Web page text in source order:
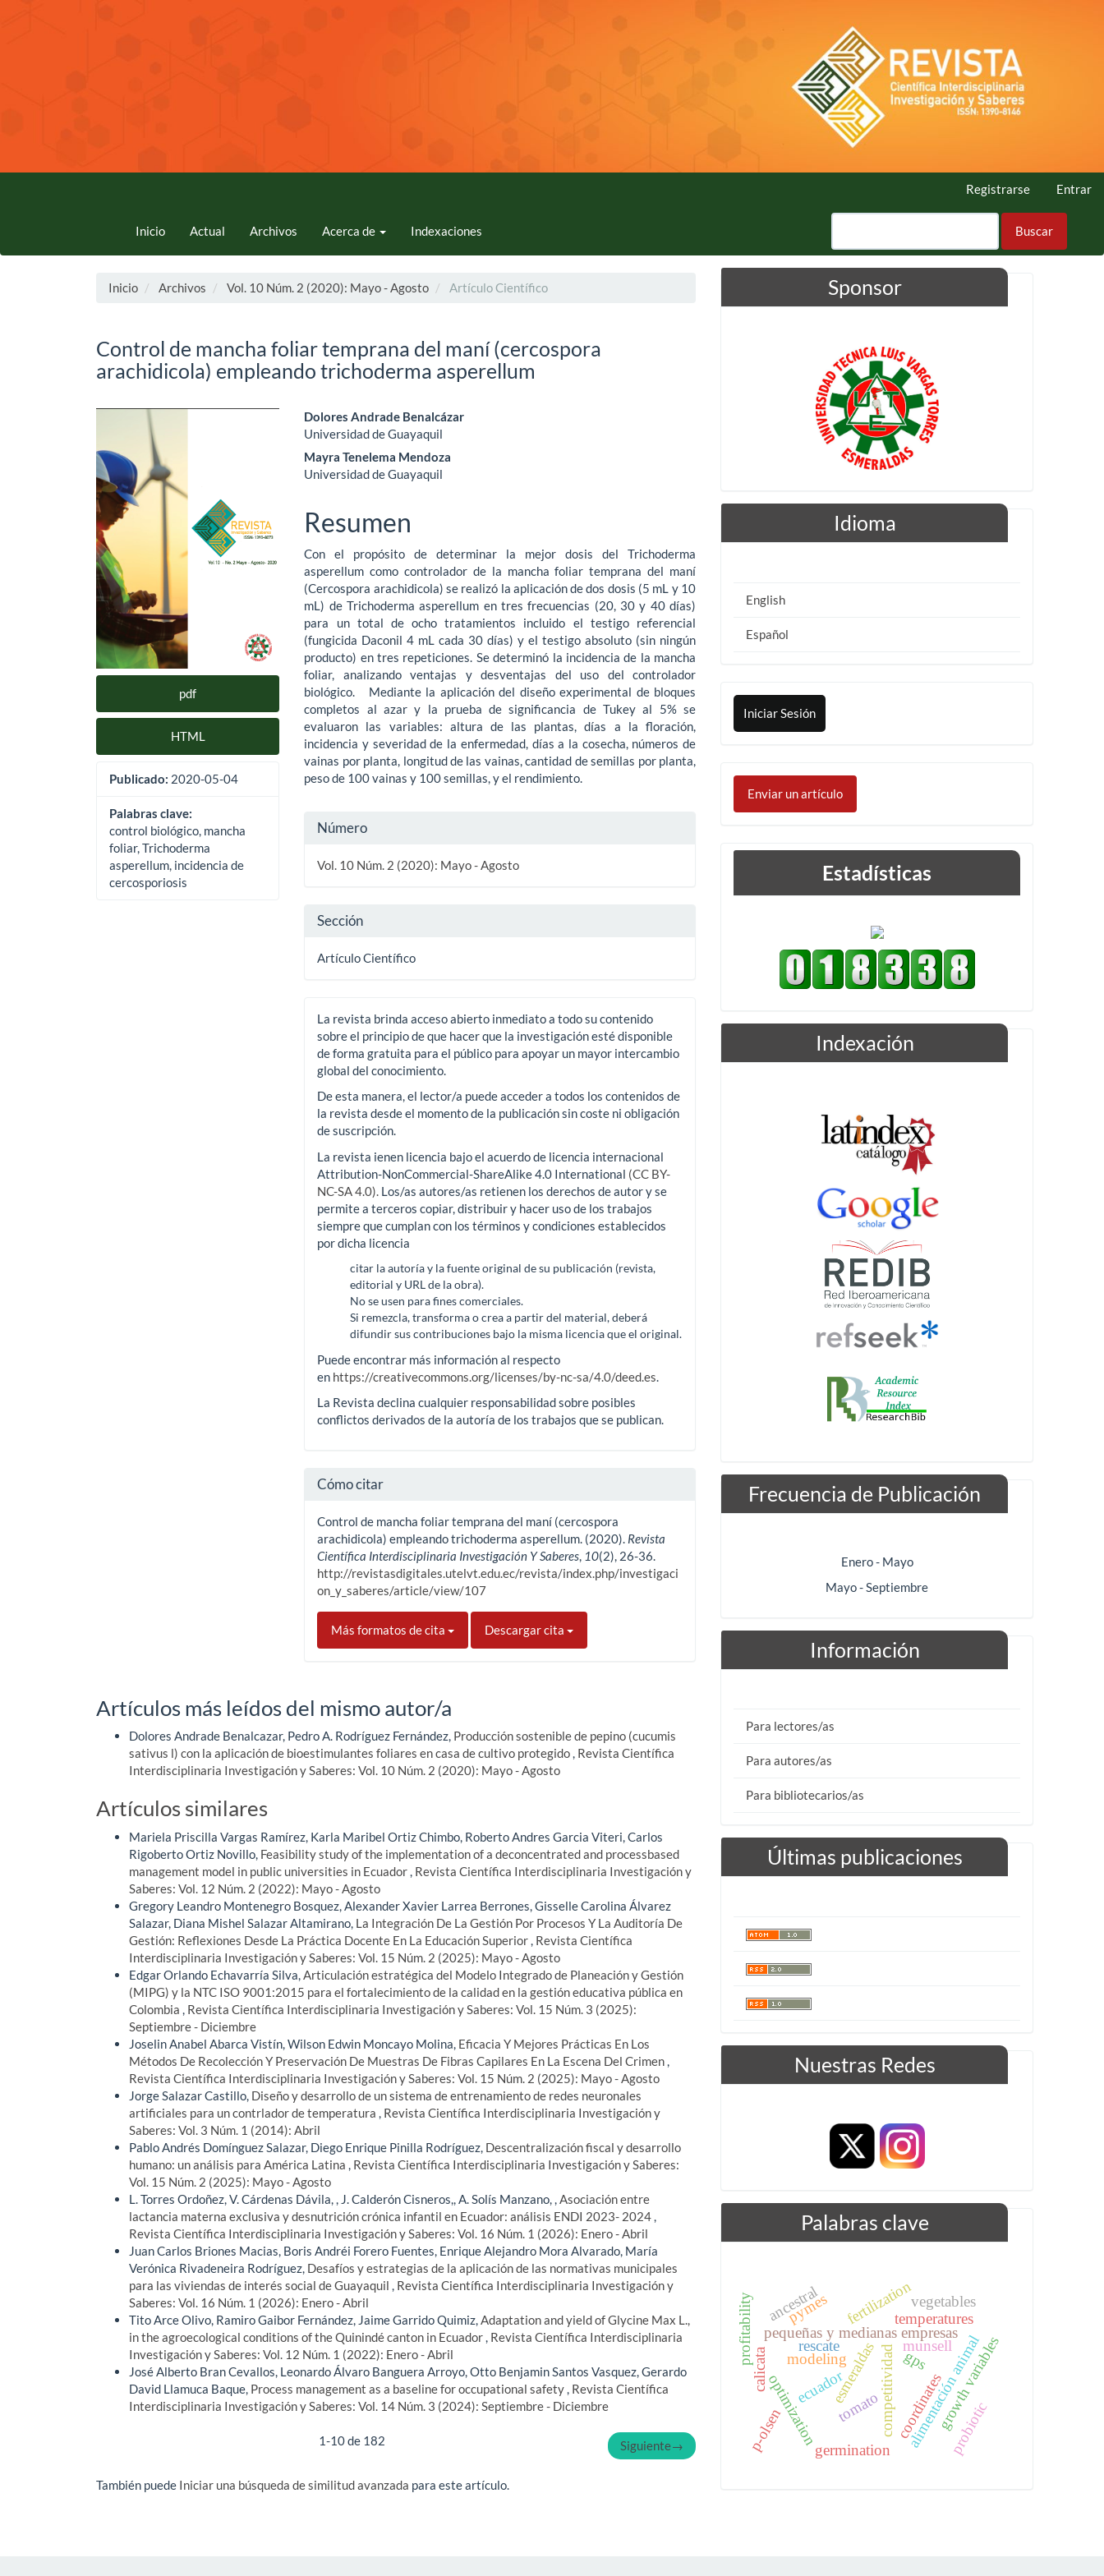
Registrarse Entrar
Inicio Actual Archivos Acerca de Indexaciones Buscar
Inicio Archivos Vol. 10 Núm. 2 (2020): Mayo - Agosto Artículo Científico
Control de mancha foliar temprana del maní (cercospora
arachidicola) empleando trichoderma asperellum
Barra
lateral
del
artículo
pdf
HTML
Publicado: 2020-05-04
Palabras clave:
control biológico, mancha
foliar, Trichoderma
asperellum, incidencia de
cercosporiosis
Contenido
principal
del
artículo
Dolores Andrade Benalcázar
Universidad de Guayaquil
Mayra Tenelema Mendoza
Universidad de Guayaquil
Resumen
Con el propósito de determinar la mejor dosis del Trichoderma
asperellum como controlador de la mancha foliar temprana del maní
(Cercospora arachidicola) se realizó la aplicación de dos dosis (5 mL y 10
mL) de Trichoderma asperellum en tres frecuencias (20, 30 y 40 días)
para un total de ocho tratamientos incluido el testigo referencial
(fungicida Daconil 4 mL cada 30 días) y el testigo absoluto (sin ningún
producto) en tres repeticiones. Se determinó la incidencia de la mancha
foliar, analizando ventajas y desventajas del uso del controlador
biológico. Mediante la aplicación del diseño experimental de bloques
completos al azar y la prueba de significancia de Tukey al 5% se
evaluaron las variables: altura de las plantas, días a la floración,
incidencia y severidad de la enfermedad, días a la cosecha, números de
vainas por planta, longitud de las vainas, cantidad de semillas por planta,
peso de 100 vainas y 100 semillas, y el rendimiento.
Detalles
del
Número
Vol. 10 Núm. 2 (2020): Mayo - Agosto
Sección
Artículo Científico
La revista brinda acceso abierto inmediato a todo su contenido
sobre el principio de que hacer que la investigación esté disponible
de forma gratuita para el público para apoyar un mayor intercambio
global del conocimiento.
De esta manera, el lector/a puede acceder a todos los contenidos de
la revista desde el momento de la publicación sin coste ni obligación
de suscripción.
La revista ienen licencia bajo el acuerdo de licencia internacional
Attribution-NonCommercial-ShareAlike 4.0 International (CC BY-
NC-SA 4.0). Los/as autores/as retienen los derechos de autor y se
permite a terceros copiar, distribuir y hacer uso de los trabajos
siempre que cumplan con los términos y condiciones establecidos
por dicha licencia
citar la autoría y la fuente original de su publicación (revista,
editorial y URL de la obra).
No se usen para fines comerciales.
Si remezcla, transforma o crea a partir del material, deberá
difundir sus contribuciones bajo la misma licencia que el original.
Puede encontrar más información al respecto
en https://creativecommons.org/licenses/by-nc-sa/4.0/deed.es
La Revista declina cualquier responsabilidad sobre posibles
conflictos derivados de la autoría de los trabajos que se publican.
Cómo citar
Control de mancha foliar temprana del maní (cercospora
arachidicola) empleando trichoderma asperellum. (2020). Revista
Científica Interdisciplinaria Investigación Y Saberes 10(2), 26-36.
http://revistasdigitales.utelvt.edu.ec/revista/index.php/investigaci
on_y_saberes/article/view/107
Más formatos de cita Descargar cita
Artículos más leídos del mismo autor/a
Dolores Andrade Benalcazar, Pedro A. Rodríguez Fernández, Producción sostenible de pepino (cucumis
sativus l) con la aplicación de bioestimulantes foliares en casa de cultivo protegido, Revista Científica
Interdisciplinaria Investigación y Saberes: Vol. 10 Núm. 2 (2020): Mayo - Agosto
Artículos similares
Mariela Priscilla Vargas Ramírez, Karla Maribel Ortiz Chimbo, Roberto Andres Garcia Viteri, Carlos
Rigoberto Ortiz Novillo, Feasibility study of the implementation of a deconcentrated and processbased
management model in public universities in Ecuador Revista Científica Interdisciplinaria Investigación y
Saberes: Vol. 12 Núm. 2 (2022): Mayo - Agosto
Gregory Leandro Montenegro Bosquez, Alexander Xavier Larrea Berrones, Gisselle Carolina Álvarez
Salazar, Diana Mishel Salazar Altamirano, La Integración De La Gestión Por Procesos Y La Auditoría De
Gestión: Reflexiones Desde La Práctica Docente En La Educación Superior Revista Científica
Interdisciplinaria Investigación y Saberes: Vol. 15 Núm. 2 (2025): Mayo - Agosto
Edgar Orlando Echavarría Silva, Articulación estratégica del Modelo Integrado de Planeación y Gestión
(MIPG) y la NTC ISO 9001:2015 para el fortalecimiento de la calidad en la gestión educativa pública en
Colombia
Revista Científica Interdisciplinaria Investigación y Saberes: Vol. 15 Núm. 3 (2025):
Septiembre - Diciembre
Joselin Anabel Abarca Vistín, Wilson Edwin Moncayo Molina, Eficacia Y Mejores Prácticas En Los
Métodos De Recolección Y Preservación De Muestras De Fibras Capilares En La Escena Del Crimen
Revista Científica Interdisciplinaria Investigación y Saberes: Vol. 15 Núm. 2 (2025): Mayo - Agosto
Jorge Salazar Castillo, Diseño y desarrollo de un sistema de entrenamiento de redes neuronales
artificiales para un contrlador de temperatura
Revista Científica Interdisciplinaria Investigación y
Saberes: Vol. 3 Núm. 1 (2014): Abril
Pablo Andrés Domínguez Salazar, Diego Enrique Pinilla Rodríguez, Descentralización fiscal y desarrollo
humano: un análisis para América Latina
Revista Científica Interdisciplinaria Investigación y Saberes:
Vol. 15 Núm. 2 (2025): Mayo - Agosto
L. Torres Ordoñez, V. Cárdenas Dávila, , J. Calderón Cisneros,, A. Solís Manzano, , Asociación entre
lactancia materna exclusiva y desnutrición crónica infantil en Ecuador: análisis ENDI 2023- 2024
Revista Científica Interdisciplinaria Investigación y Saberes: Vol. 16 Núm. 1 (2026): Enero - Abril
Juan Carlos Briones Macias, Boris Andréi Forero Fuentes, Enrique Alejandro Mora Alvarado, María
Verónica Rivadeneira Rodríguez, Desafíos y estrategias de la aplicación de las normativas municipales
para las viviendas de interés social de Guayaquil
Revista Científica Interdisciplinaria Investigación y
Saberes: Vol. 16 Núm. 1 (2026): Enero - Abril
Tito Arce Olivo, Ramiro Gaibor Fernández, Jaime Garrido Quimiz, Adaptation and yield of Glycine Max L.,
in the agroecological conditions of the Quinindé canton in Ecuador Revista Científica Interdisciplinaria
Investigación y Saberes: Vol. 12 Núm. 1 (2022): Enero - Abril
José Alberto Bran Cevallos, Leonardo Álvaro Banguera Arroyo, Otto Benjamin Santos Vasquez, Gerardo
David Llamuca Baque, Process management as a baseline for occupational safety Revista Científica
Interdisciplinaria Investigación y Saberes: Vol. 14 Núm. 3 (2024): Septiembre - Diciembre
1-10 de 182 Siguiente→
También puede Iniciar una búsqueda de similitud avanzada para este artículo.
Sponsor
Idioma
English
Español
Iniciar Sesión
Enviar
un
artículo
Enviar un artículo
Estadísticas
Indexación
Frecuencia de Publicación
Enero - Mayo
Mayo - Septiembre
Información
Para lectores/as
Para autores/as
Para bibliotecarios/as
Últimas publicaciones
Nuestras Redes
Palabras clave
competitividad
pequeñas y medianas empresas
pymes
esmeraldas
ecuador alimentación animal
temperatures
modeling
optimization tomato
germination
growth variables
calicata
munsell
coordinates
gps
p-olsen
fertilizationvegetables
probiotic
profitability rescate
ancestral